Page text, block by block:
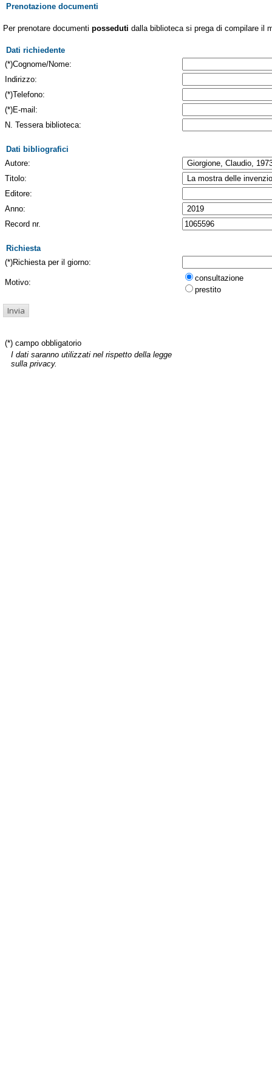
Prenotazione documenti
Per prenotare documenti posseduti dalla biblioteca si prega di compilare il
Dati richiedente
(*)Cognome/Nome:
Indirizzo:
(*)Telefono:
(*)E-mail:
N. Tessera biblioteca:
Dati bibliografici
Autore:
Titolo:
Editore:
Anno:
Record nr.
Richiesta
(*)Richiesta per il giorno:
Motivo:
consultazione
prestito
(*) campo obbligatorio
I dati saranno utilizzati nel rispetto della legge
sulla privacy.